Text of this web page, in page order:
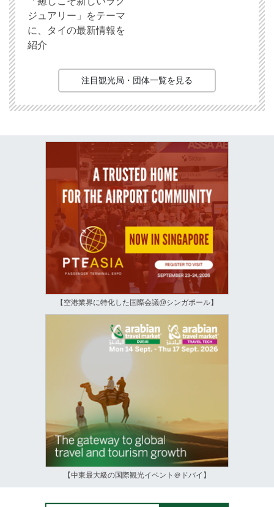
ジュアリー」をテーマ
に、タイの最新情報を
紹介
注目観光局・団体一覧を見る
【空港業界に特化した国際会議@シンガポール】
【中東最大級の国際観光イベント＠ドバイ】